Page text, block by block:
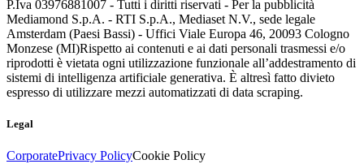
P.Iva 03976881007 - Tutti i diritti riservati - Per la pubblicità
Mediamond S.p.A. - RTI S.p.A., Mediaset N.V., sede legale
Amsterdam (Paesi Bassi) - Uffici Viale Europa 46, 20093 Cologno
Monzese (MI)Rispetto ai contenuti e ai dati personali trasmessi e/o
riprodotti è vietata ogni utilizzazione funzionale all’addestramento di
sistemi di intelligenza artificiale generativa. È altresì fatto divieto
espresso di utilizzare mezzi automatizzati di data scraping.
Legal
CorporatePrivacy PolicyCookie Policy